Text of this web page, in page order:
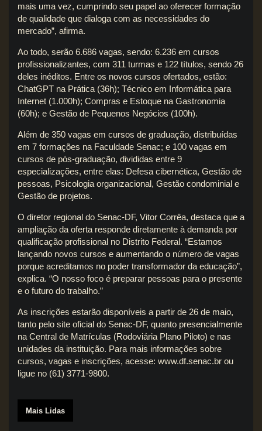
mais uma vez, cumprindo seu papel ao oferecer formação
de qualidade que dialoga com as necessidades do
mercado”, afirma.
Ao todo, serão 6.686 vagas, sendo: 6.236 em cursos
profissionalizantes, com 311 turmas e 122 títulos, sendo 26
deles inéditos. Entre os novos cursos ofertados, estão:
ChatGPT na Prática (36h); Técnico em Informática para
Internet (1.000h); Compras e Estoque na Gastronomia
(60h); e Gestão de Pequenos Negócios (100h).
Além de 350 vagas em cursos de graduação, distribuídas
em 7 formações na Faculdade Senac; e 100 vagas em
cursos de pós-graduação, divididas entre 9
especializações, entre elas: Defesa cibernética, Gestão de
pessoas, Psicologia organizacional, Gestão condominial e
Gestão de projetos.
O diretor regional do Senac-DF, Vitor Corrêa, destaca que a
ampliação da oferta responde diretamente à demanda por
qualificação profissional no Distrito Federal. “Estamos
lançando novos cursos e aumentando o número de vagas
porque acreditamos no poder transformador da educação”,
explica. “O nosso foco é preparar pessoas para o presente
e o futuro do trabalho.”
As inscrições estarão disponíveis a partir de 26 de maio,
tanto pelo site oficial do Senac-DF, quanto presencialmente
na Central de Matrículas (Rodoviária Plano Piloto) e nas
unidades da instituição. Para mais informações sobre
cursos, vagas e inscrições, acesse: www.df.senac.br ou
ligue no (61) 3771-9800.
Mais Lidas